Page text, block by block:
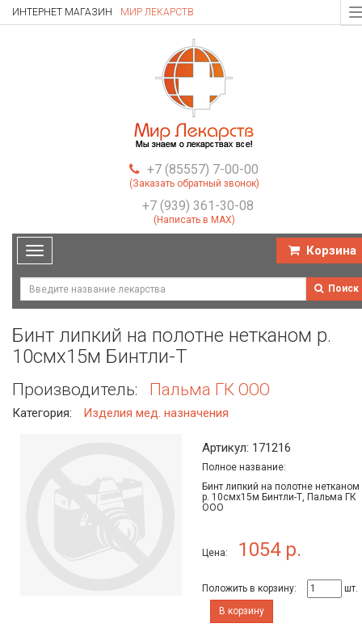
ИНТЕРНЕТ МАГАЗИН МИР ЛЕКАРСТВ
+7 (85557) 7-00-00
(Заказать обратный звонок)
+7 (939) 361-30-08
(Написать в MAX)
Toggle
navigation
Корзина
Поиск
Бинт липкий на полотне нетканом р.
10смх15м Бинтли-Т
Производитель: Пальма ГК ООО
Категория: Изделия мед. назначения
Артикул: 171216
Полное название:
Бинт липкий на полотне нетканом
р. 10смх15м Бинтли-Т, Пальма ГК
ООО
Цена: 1054 р.
Положить в корзину:
шт.
В корзину